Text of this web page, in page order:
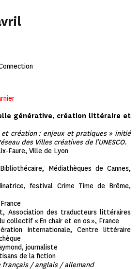
générative, création littéraire et
et création : enjeux et pratiques» initié
des Villes créatives de l’UNESCO.
Faure, Ville de Lyon
Médiathèques de Cannes,
festival Crime Time de Brême,
Association des traducteurs littéraires
collectif « En chair et en os », France
internationale, Centre littéraire
journaliste
de la fiction
français / anglais / allemand